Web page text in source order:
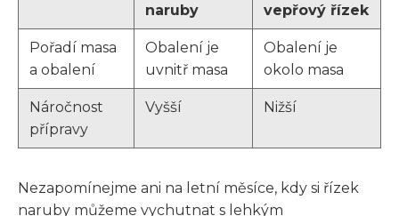
naruby
vepřový řízek
Pořadí masa
a obalení
Obalení je
uvnitř masa
Obalení je
okolo masa
Náročnost
přípravy
Vyšší Nižší
Nezapomínejme ani na letní měsíce, kdy si řízek
naruby můžeme vychutnat s lehkým